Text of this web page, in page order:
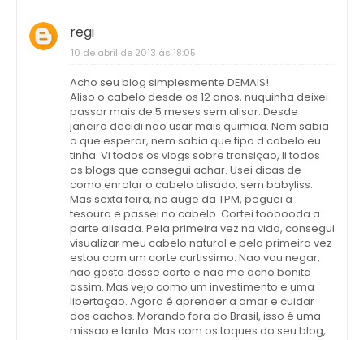
regi
10 de abril de 2013 às 18:05
Acho seu blog simplesmente DEMAIS!
Aliso o cabelo desde os 12 anos, nuquinha deixei
passar mais de 5 meses sem alisar. Desde
janeiro decidi nao usar mais quimica. Nem sabia
o que esperar, nem sabia que tipo d cabelo eu
tinha. Vi todos os vlogs sobre transiçao, li todos
os blogs que consegui achar. Usei dicas de
como enrolar o cabelo alisado, sem babyliss.
Mas sexta feira, no auge da TPM, peguei a
tesoura e passei no cabelo. Cortei toooooda a
parte alisada. Pela primeira vez na vida, consegui
visualizar meu cabelo natural e pela primeira vez
estou com um corte curtissimo. Nao vou negar,
nao gosto desse corte e nao me acho bonita
assim. Mas vejo como um investimento e uma
libertaçao. Agora é aprender a amar e cuidar
dos cachos. Morando fora do Brasil, isso é uma
missao e tanto. Mas com os toques do seu blog,